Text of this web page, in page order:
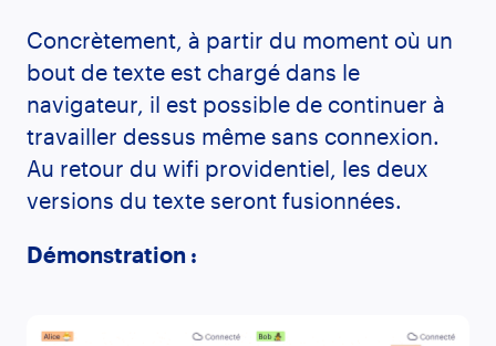
Concrètement, à partir du moment où un
bout de texte est chargé dans le
navigateur, il est possible de continuer à
travailler dessus même sans connexion.
Au retour du wifi providentiel, les deux
versions du texte seront fusionnées.
Démonstration :